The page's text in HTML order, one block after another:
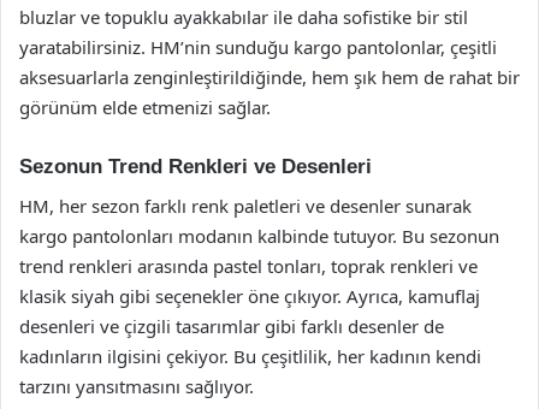
bluzlar ve topuklu ayakkabılar ile daha sofistike bir stil
yaratabilirsiniz. HM’nin sunduğu kargo pantolonlar, çeşitli
aksesuarlarla zenginleştirildiğinde, hem şık hem de rahat bir
görünüm elde etmenizi sağlar.
Sezonun Trend Renkleri ve Desenleri
HM, her sezon farklı renk paletleri ve desenler sunarak
kargo pantolonları modanın kalbinde tutuyor. Bu sezonun
trend renkleri arasında pastel tonları, toprak renkleri ve
klasik siyah gibi seçenekler öne çıkıyor. Ayrıca, kamuflaj
desenleri ve çizgili tasarımlar gibi farklı desenler de
kadınların ilgisini çekiyor. Bu çeşitlilik, her kadının kendi
tarzını yansıtmasını sağlıyor.